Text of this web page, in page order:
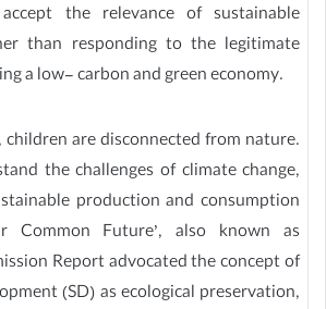
the relevance of sustainable
than responding to the legitimate
a low- carbon and green economy.
are disconnected from nature.
the challenges of climate change,
production and consumption
Common Future’, also known as
Report advocated the concept of
(SD) as ecological preservation,